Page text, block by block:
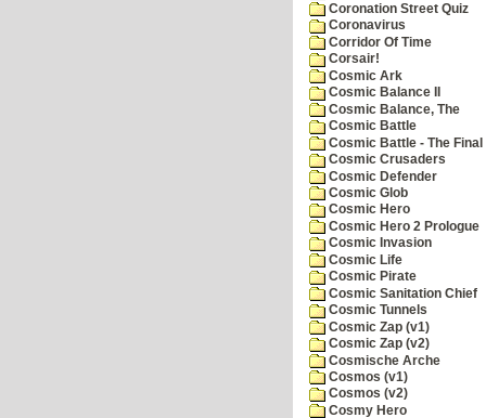
Coronation Street Quiz
Coronavirus
Corridor Of Time
Corsair!
Cosmic Ark
Cosmic Balance II
Cosmic Balance, The
Cosmic Battle
Cosmic Battle - The
Cosmic Crusaders
Cosmic Defender
Cosmic Glob
Cosmic Hero
Cosmic Hero 2 Prologue
Cosmic Invasion
Cosmic Life
Cosmic Pirate
Cosmic Sanitation Chief
Cosmic Tunnels
Cosmic Zap (v1)
Cosmic Zap (v2)
Cosmische Arche
Cosmos (v1)
Cosmos (v2)
Cosmy Hero